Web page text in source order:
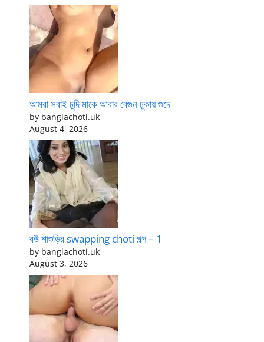
আমরা সবাই চুদি মাকে আবার বেগুন ঢুকায় গুদে
by banglachoti.uk
August 4, 2026
বউ শাশুড়ির swapping choti গল্প – 1
by banglachoti.uk
August 3, 2026